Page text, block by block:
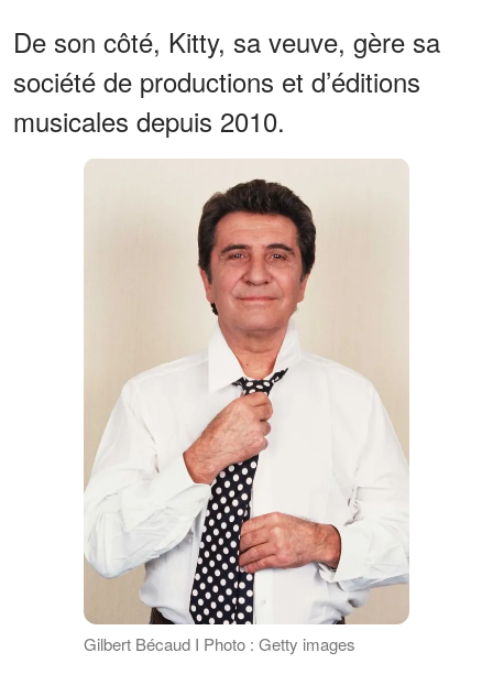
De son côté, Kitty, sa veuve, gère sa
société de productions et d’éditions
musicales depuis 2010.
Gilbert Bécaud I Photo : Getty images